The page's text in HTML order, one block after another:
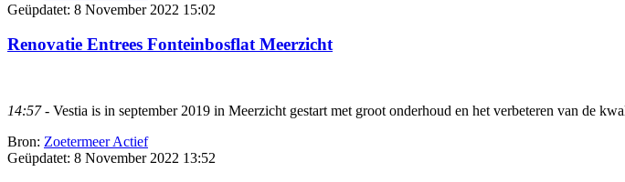
Geüpdatet: 8 November 2022 15:02
Renovatie Entrees Fonteinbosflat Meerzicht
14:57- Vestia is in september 2019 in Meerzicht gestart met groot onderhoud en het verbeteren van de
Bron: Zoetermeer Actief
Geüpdatet: 8 November 2022 13:52